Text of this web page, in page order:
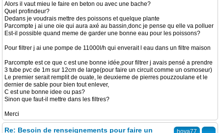
Alors il vaut mieu le faire en beton ou avec une bache?
Quel profindeur?
Dedans je voudrais mettre des poissons et quelque plante
Parcompte j ai une oie qui aura axé au bassin,donc je pense qu elle va polluer
Est-il possible quand meme de garder une bonne eau pour les poissons?
Pour filtrer j ai une pompe de 11000l/h qui enverait l eau dans un filtre maison
Parcompte est ce que c est une bonne idée,pour filtrer j avais pensé a prendre
3 tube pvc de 1m sur 12cm de large(pour faire un circuit comme un osmoseur)
Le premier serait remplit de ouate, le deuxieme de pierres pouzzoulane et le
dernier de sable pour bien tout enlever,
C est une bonne idee ou pas?
Sinon que faut-il mettre dans les filtres?
Merci
hoya77
Re: Besoin de renseignements pour faire un